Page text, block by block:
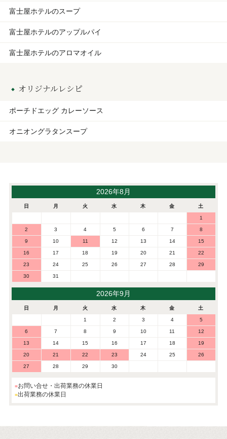
富士屋ホテルのスープ
富士屋ホテルのアップルパイ
富士屋ホテルのアロマオイル
オリジナルレシピ
ポーチドエッグ カレーソース
オニオングラタンスープ
2026年8月
日 月 火 水 木 金 土
1
2 3 4 5 6 7 8
9 10 11 12 13 14 15
16 17 18 19 20 21 22
23 24 25 26 27 28 29
30 31
2026年9月
日 月 火 水 木 金 土
1 2 3 4 5
6 7 8 9 10 11 12
13 14 15 16 17 18 19
20 21 22 23 24 25 26
27 28 29 30
お問い合せ・出荷業務の休業日
出荷業務の休業日